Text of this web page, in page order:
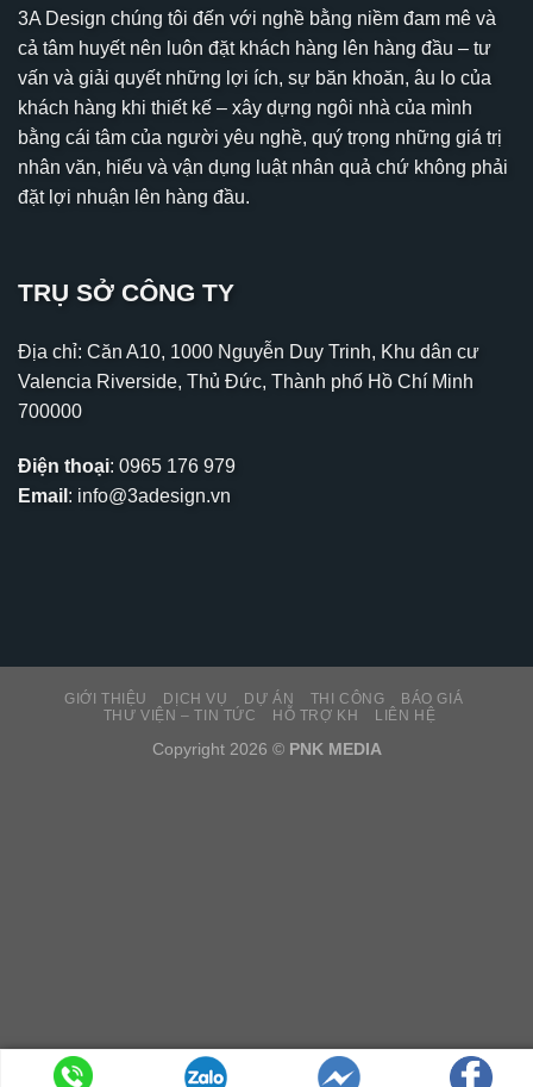
3A Design chúng tôi đến với nghề bằng niềm đam mê và
cả tâm huyết nên luôn đặt khách hàng lên hàng đầu – tư
vấn và giải quyết những lợi ích, sự băn khoăn, âu lo của
khách hàng khi thiết kế – xây dựng ngôi nhà của mình
bằng cái tâm của người yêu nghề, quý trọng những giá trị
nhân văn, hiểu và vận dụng luật nhân quả chứ không phải
đặt lợi nhuận lên hàng đầu.
TRỤ SỞ CÔNG TY
Địa chỉ: Căn A10, 1000 Nguyễn Duy Trinh, Khu dân cư
Valencia Riverside, Thủ Đức, Thành phố Hồ Chí Minh
700000
Điện thoại: 0965 176 979
Email : info@3adesign.vn
GIỚI THIỆU DỊCH VỤ DỰ ÁN THI CÔNG
BÁO GIÁ
THƯ VIỆN – TIN TỨC
HỖ TRỢ KH LIÊN HỆ
Copyright 2026 © PNK MEDIA